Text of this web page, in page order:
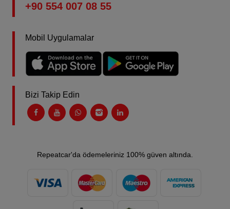
+90 554 007 08 55
Mobil Uygulamalar
Bizi Takip Edin
Repeatcar'da ödemeleriniz 100% güven altında.